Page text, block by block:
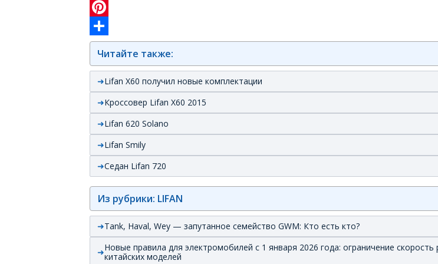
WhatsApp
Pinterest
Отправить
Читайте также:
Lifan X60 получил новые комплектации
Кроссовер Lifan X60 2015
Lifan 620 Solano
Lifan Smily
Седан Lifan 720
Из рубрики: LIFAN
Tank, Haval, Wey — запутанное семейство GWM: Кто есть кто?
Новые правила для электромобилей с 1 января 2026 года: ограничение скорость
китайских моделей